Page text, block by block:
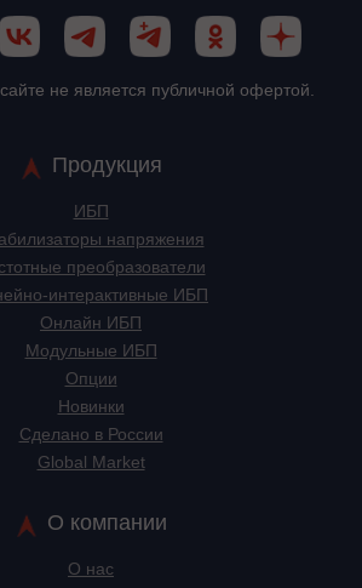
не является публичной офертой.
Продукция
ИБП
напряжения
преобразователи
интерактивные ИБП
Онлайн ИБП
Модульные ИБП
Опции
Новинки
Сделано в России
Global Market
О компании
О нас